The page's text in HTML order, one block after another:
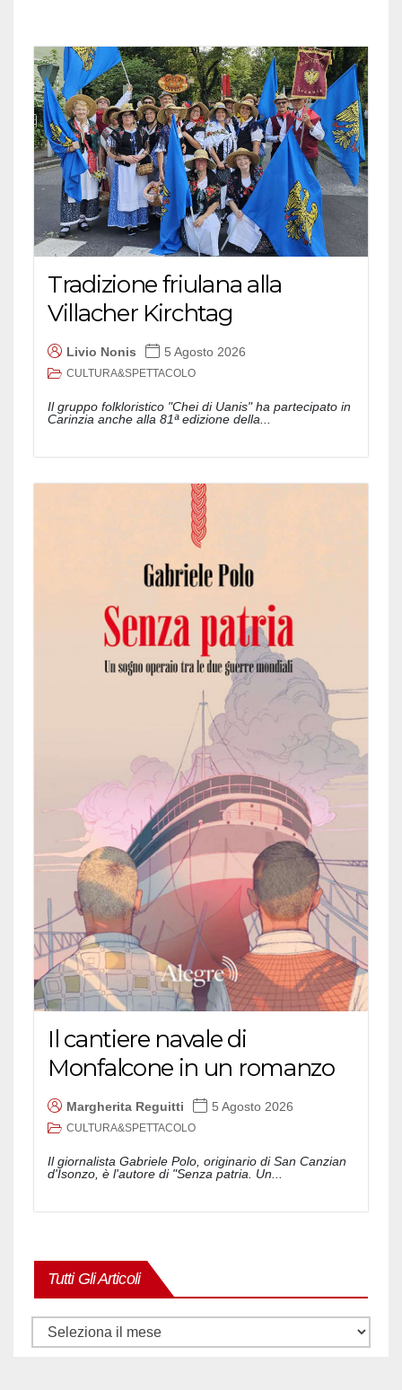
Tradizione friulana alla
Villacher Kirchtag
Livio Nonis 5 Agosto 2026
CULTURA&SPETTACOLO
Il gruppo folkloristico "Chei di Uanis" ha partecipato in
Carinzia anche alla 81ª edizione della...
Il cantiere navale di
Monfalcone in un romanzo
Margherita Reguitti 5 Agosto 2026
CULTURA&SPETTACOLO
Il giornalista Gabriele Polo, originario di San Canzian
d'Isonzo, è l'autore di "Senza patria. Un...
Tutti Gli Articoli
Tutti